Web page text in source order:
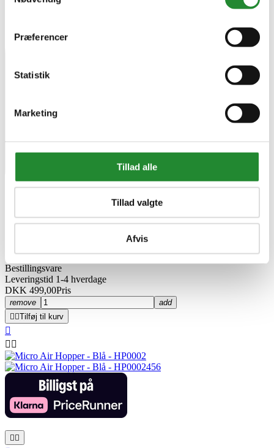
Præferencer
Statistik
Marketing
Tillad alle
Tillad valgte
Afvis
Bestillingsvare
Leveringstid 1-4 hverdage
DKK 499,00Pris
remove
add
 Tilføj til kurv

 
 